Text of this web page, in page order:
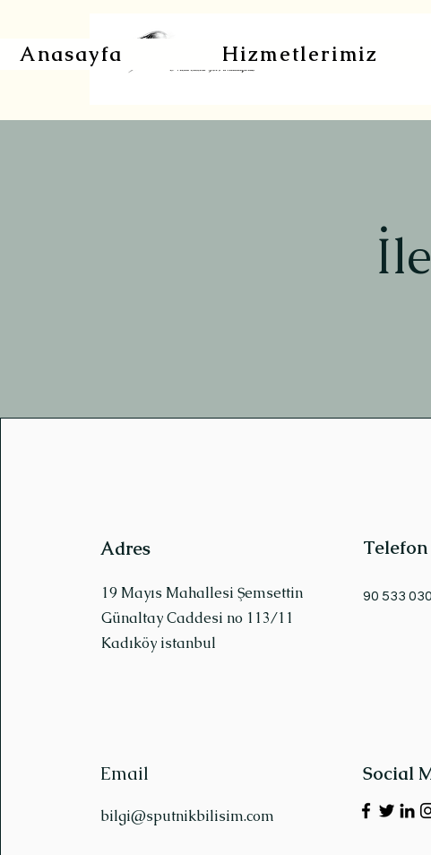
Anasayfa Hizmetlerimiz
Adres
19 Mayıs Mahallesi Şemsettin
Günaltay Caddesi no 113/11
Kadıköy istanbul
Telefon
90 533
Email
bilgi@sputnikbilisim.com
Social